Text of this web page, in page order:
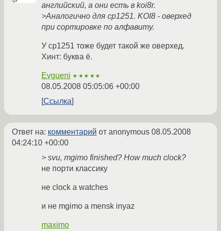
английский, а они есть в koi8r.
>Аналогично для cp1251. KOI8 - оверхед
при сортировке по алфавиту.
У cp1251 тоже будет такой же оверхед.
Хинт: буква ё.
Evgueni ★★★★★
08.05.2008 05:05:06 +00:00
Ссылка
Ответ на: комментарий от anonymous 08.05.2008
04:24:10 +00:00
> svu, mgimo finished? How much clock?
не порти классику
не clock а watches
и не mgimo а mensk inyaz
maximo